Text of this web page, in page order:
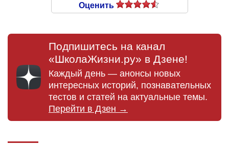
Оценить
Подпишитесь на канал
«ШколаЖизни.ру» в Дзене!
Каждый день — анонсы новых
интересных историй, познавательных
тестов и статей на актуальные темы.
Перейти в Дзен →